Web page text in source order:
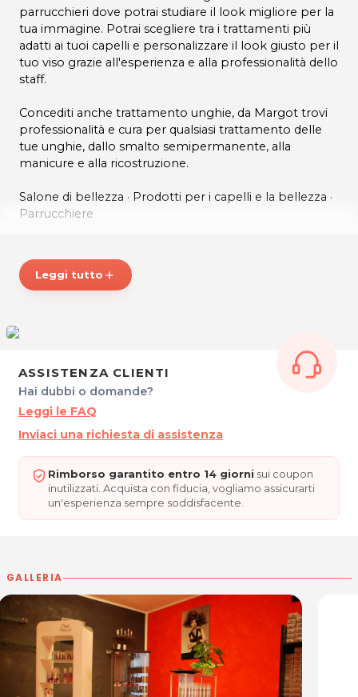
parrucchieri dove potrai studiare il look migliore per la
tua immagine. Potrai scegliere tra i trattamenti più
adatti ai tuoi capelli e personalizzare il look giusto per il
tuo viso grazie all'esperienza e alla professionalità dello
staff.
Concediti anche trattamento unghie, da Margot trovi
professionalità e cura per qualsiasi trattamento delle
tue unghie, dallo smalto semipermanente, alla
manicure e alla ricostruzione.
Salone di bellezza · Prodotti per i capelli e la bellezza ·
Parrucchiere
Lunedì 15.30 - 19.00
Martedì e mercoledì 9.00-12.30 / 15.30-19.00
Via Cividale, 28
Romans di Isonzo - Italia
Tel. 392 439 8117
P.IVA 01139100315
Per ulteriori informazioni sull'offerta o sulle
modalità di acquisto scrivi aposta@espevia.it
Leggi tutto add
ASSISTENZA CLIENTI
Hai dubbi o domande?
Leggi le FAQ
Inviaci una richiesta di assistenza
Rimborso garantito entro 14 giorni sui coupon
inutilizzati. Acquista con fiducia, vogliamo assicurarti
un'esperienza sempre soddisfacente.
GALLERIA